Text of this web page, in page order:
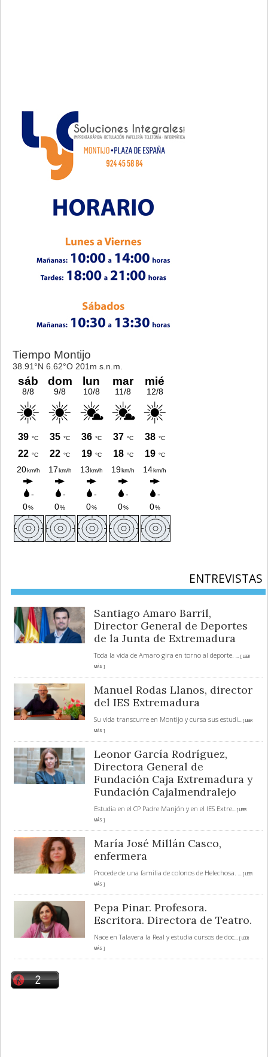
ENTREVISTAS
Santiago Amaro Barril,
Director General de Deportes
de la Junta de Extremadura
Toda la vida de Amaro gira en torno al deporte.
... [ LEER
MÁS ]
Manuel Rodas Llanos, director
del IES Extremadura
Su vida transcurre en Montijo y cursa sus estudi... [ LEER
MÁS ]
Leonor García Rodríguez,
Directora General de
Fundación Caja Extremadura y
Fundación Cajalmendralejo
Estudia en el CP Padre Manjón y en el IES Extre... [ LEER
MÁS ]
María José Millán Casco,
enfermera
Procede de una familia de colonos de Helechosa.
... [ LEER
MÁS ]
Pepa Pinar. Profesora.
Escritora. Directora de Teatro.
Nace en Talavera la Real y estudia cursos de doc... [ LEER
MÁS ]